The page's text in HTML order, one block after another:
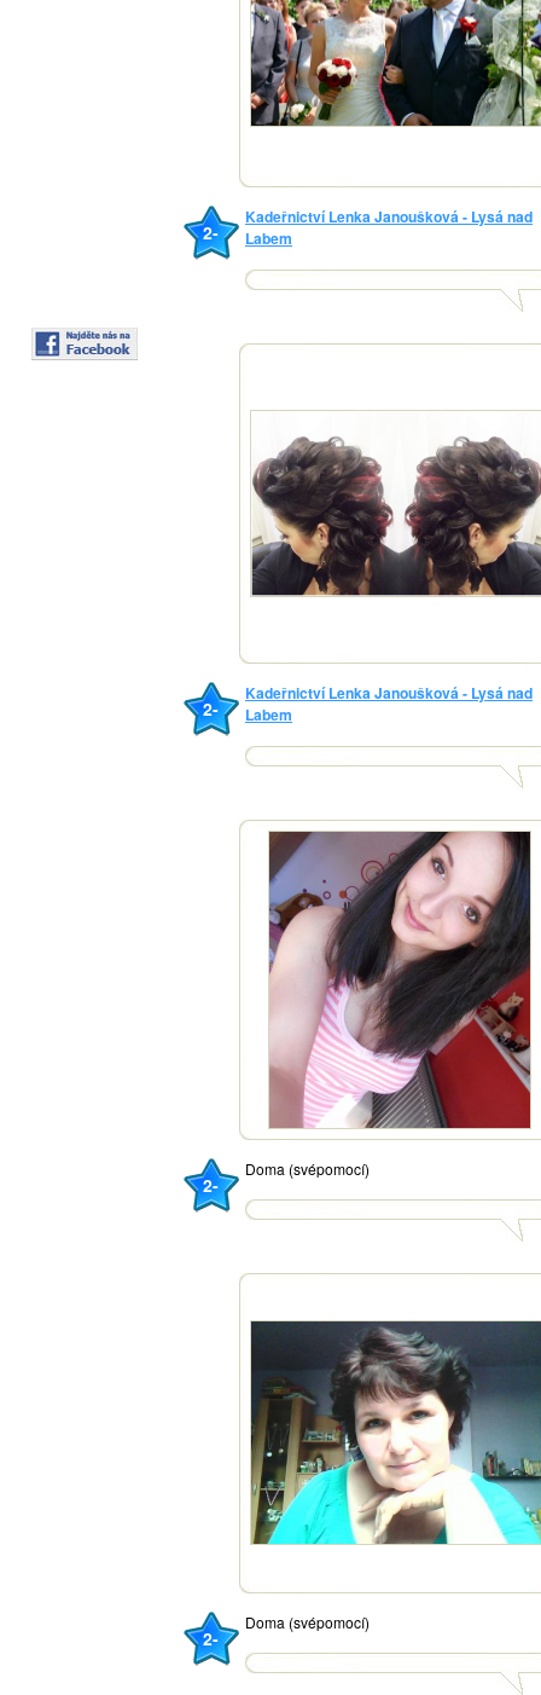
2-
Kadeřnictví Lenka Janoušková - Lysá nad
Labem
2-
Kadeřnictví Lenka Janoušková - Lysá nad
Labem
2-
Doma (svépomocí)
2-
Doma (svépomocí)